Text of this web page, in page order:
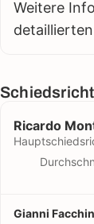
Weitere
Ricardo
Gianni